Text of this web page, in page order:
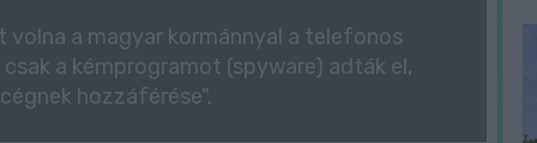
a magyar kormánnyal a telefonos
a kémprogramot (spyware) adták el,
hozzáférése".